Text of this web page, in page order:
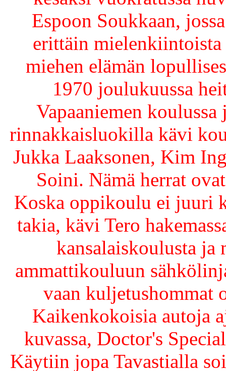
Espoon Soukkaan,
erittäin
miehen elämän
1970 joulukuussa
Vapaaniemen
rinnakkaisluokilla kävi
Jukka Laaksonen, Kim
Soini. Nämä herrat
Koska oppikoulu ei juuri
takia, kävi Tero
kansalaiskoulusta ja
ammattikouluun
vaan
Kaikenkokoisia autoja
kuvassa, Doctor's
Käytiin jopa Tavastialla